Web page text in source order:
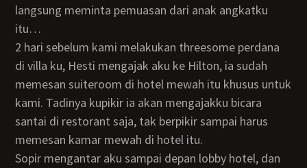
langsung meminta pemuasan dari anak angkatku
itu…
2 hari sebelum kami melakukan threesome perdana
di villa ku, Hesti mengajak aku ke Hilton, ia sudah
memesan suiteroom di hotel mewah itu khusus untuk
kami. Tadinya kupikir ia akan mengajakku bicara
santai di restorant saja, tak berpikir sampai harus
memesan kamar mewah di hotel itu.
Sopir mengantar aku sampai depan lobby hotel, dan